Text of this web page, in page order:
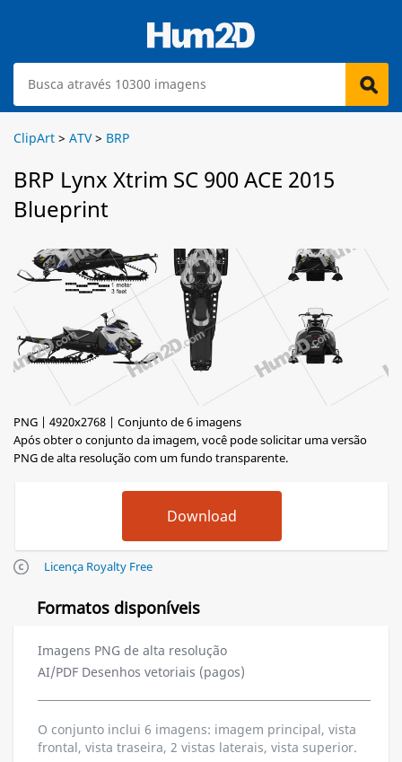
ClipArt > ATV> BRP
BRP Lynx Xtrim SC 900 ACE 2015
Blueprint
PNG | 4920x2768 | Conjunto de 6 imagens
Após obter o conjunto da imagem, você pode solicitar uma versão
PNG de alta resolução com um fundo transparente.
Licença Royalty Free
Formatos disponíveis
Imagens PNG de alta resolução
AI/PDF Desenhos vetoriais (pagos)
O conjunto inclui 6 imagens: imagem principal, vista
frontal, vista traseira, 2 vistas laterais, vista superior.